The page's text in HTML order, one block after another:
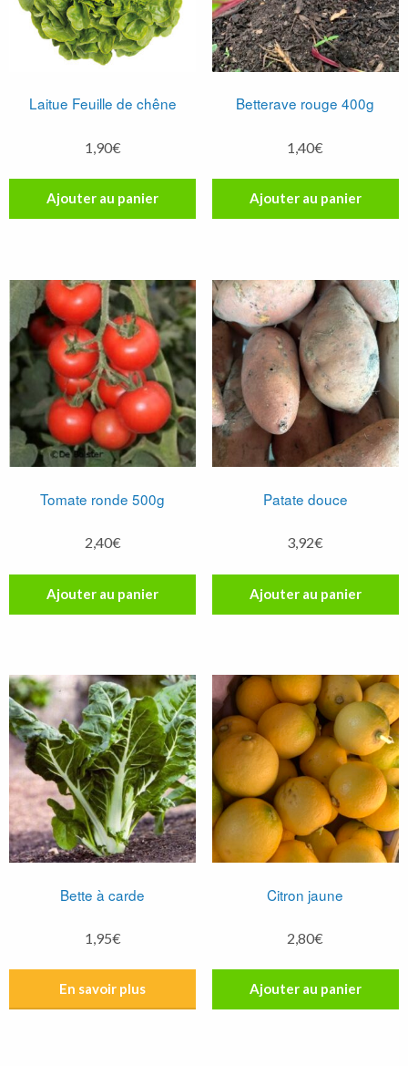
Laitue Feuille de chêne
1,90€
Ajouter au panier
Betterave rouge 400g
1,40€
Ajouter au panier
Tomate ronde 500g
2,40€
Ajouter au panier
Patate douce
3,92€
Ajouter au panier
Bette à carde
1,95€
Citron jaune
2,80€
Ajouter au panier